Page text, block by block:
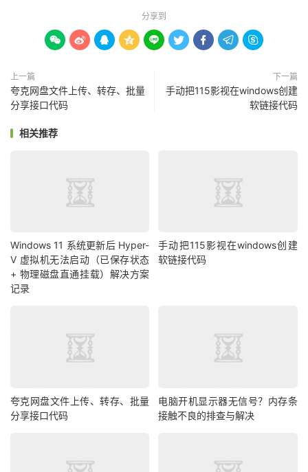
分享到
        
上一篇
夸克网盘文件上传、转存、批量
分享接口代码
下一篇
手动把115影视在windows创建
软链接代码
相关推荐
Windows 11 系统更新后 Hyper-
V 虚拟机无法启动（已保存状态
+ 物理磁盘直通挂载）解决方案
记录
手动把115影视在windows创建
软链接代码
夸克网盘文件上传、转存、批量
分享接口代码
电脑开机显示器无信号？内存条
接触不良的排查与解决